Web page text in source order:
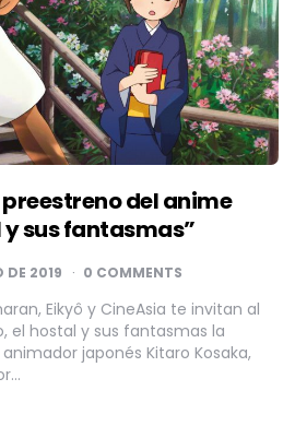
del anime
y sus fantasmas”
DE 2019 0 COMMENTS
Eikyô y CineAsia te invitan al
el hostal y sus fantasmas la
japonés Kitaro Kosaka,